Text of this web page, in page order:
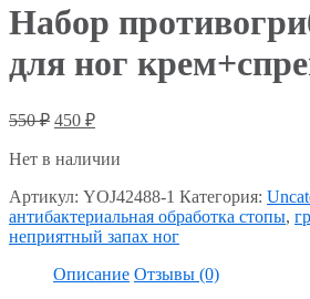
Набор
для ног
550₽ 450 ₽
Нет в наличии
Артикул: YOJ42488-1 Категория:
антибактериальная обработка стопы,
неприятный запах ног
Описание Отзывы (0)